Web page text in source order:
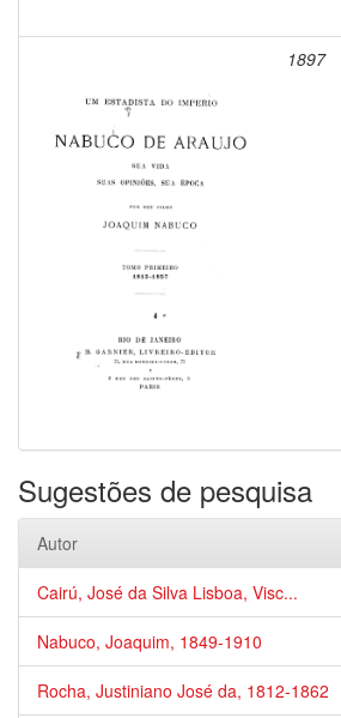
1897
Sugestões de pesquisa
Autor
Cairú, José da Silva Lisboa, Visc...
Nabuco, Joaquim, 1849-1910
Rocha, Justiniano José da, 1812-1862